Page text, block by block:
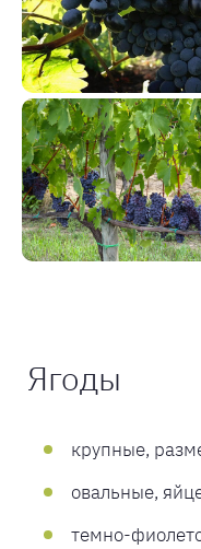
Ягоды
крупные,
овальные,
темно-